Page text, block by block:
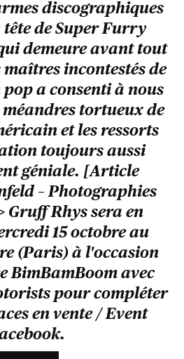
discographiques
de Super Furry
demeure avant tout
maîtres incontestés de
a consenti à nous
tortueux de
et les ressorts
toujours aussi
géniale. [Article
– Photographies
Gruff Rhys sera en
15 octobre au
(Paris) à l'occasion
BimBamBoom avec
pour compléter
en vente / Event